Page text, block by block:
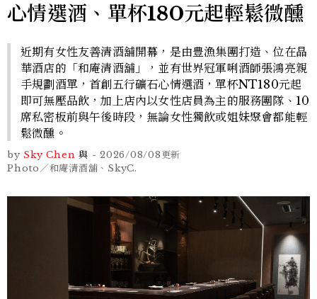
心情選酒、單杯180元起輕鬆微醺
近期有女性友善清酒舖開幕，是由豊漁集團打造、位在晶
華酒店的「和庵清酒舖」，並有世界冠軍唎酒師張鴻亮親
手規劃酒單，首創五行礦石心情選酒，單杯NT180元起
即可無壓品飲，加上店內以女性店員為主的服務團隊、10
席私密板前與午後時段，無論女性獨飲或姐妹聚會都能輕
鬆微醺。
by Sky Chen 與 - 2026/08/08更新
Photo／和庵清酒舖、SkyC.